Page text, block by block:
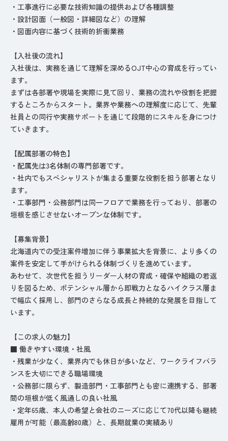
・工事進行に必要な技術知識の提供および各種調整
・設計図面（一般図・詳細図など）の理解
・図面内容に基づく技術的折衝業務
【入社後の流れ】
入社後は、実務を通じて理解を深めるOJT中心の育成を行ってい
ます。
まずは各部署や現場を実際に見て回り、業務の流れや役割を把握
するところからスタート。業界や業務への理解度に応じて、先輩
社員との同行や実務サポートを通じて段階的にスキルを身につけ
ていきます。
【配属部署の特色】
・配属先は3名体制の専門部署です。
・社内でもスペシャリストが集まる重要な役割を担う部署となり
ます。
・工事部門・公務部門は同一フロアで業務を行っており、部署の
垣根を感じさせないオープンな体制です。
【募集背景】
北海道内での受注案件増加に伴う事業拡大を背景に、より多くの
案件を安定して手がけられる体制づくりを進めています。
あわせて、次世代を担うリーダー人材の育成・確保や組織の若返
りを図るため、ポテンシャル層から即戦力となるハイクラス層ま
で幅広く採用し、部門のさらなる成長と持続的な発展を目指して
います。
【この求人の魅力】
■ 働きやすい環境・社風
・残業が少なく、業界内でも休日が多いなど、ワークライフバラ
ンスを大切にできる職場環境
・公務部に限らず、製造部門・工事部門とも密に連携する、部署
間の垣根が低く風通しの良い社風
・定年65歳、本人の希望と会社のニーズに応じて70代以降も継続
雇用が可能（最高齢80歳）と、長期就業の実績あり